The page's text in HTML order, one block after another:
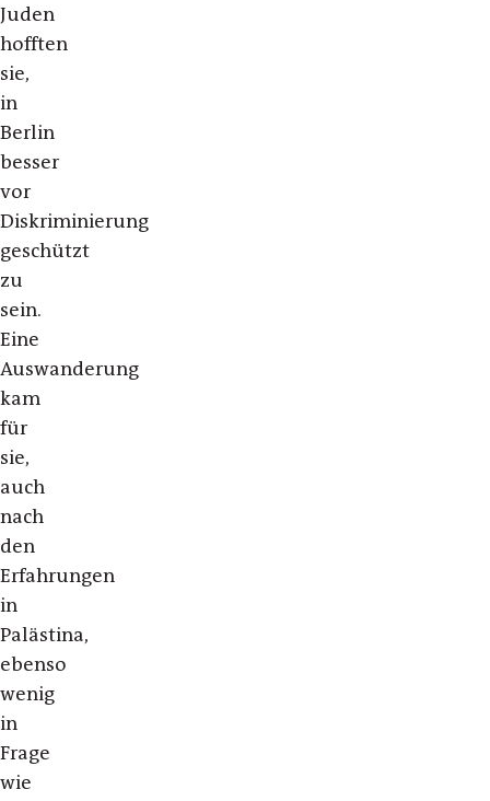
Juden
hofften
sie,
in
Berlin
besser
vor
Diskriminierung
geschützt
zu
sein.
Eine
Auswanderung
kam
für
sie,
auch
nach
den
Erfahrungen
in
Palästina,
ebenso
wenig
in
Frage
wie